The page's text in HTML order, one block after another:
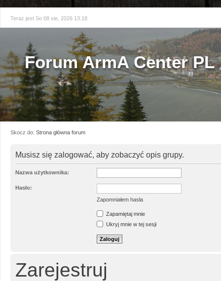
Teraz jest So 08 sie, 2026 13:18
Forum ArmA Center PL
Skocz do: Strona główna forum
Musisz się zalogować, aby zobaczyć opis grupy.
Nazwa użytkownika:
Hasło:
Zapomniałem hasła
Zapamiętaj mnie
Ukryj mnie w tej sesji
Zarejestruj